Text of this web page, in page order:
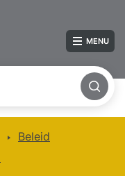
MENU
Beleid